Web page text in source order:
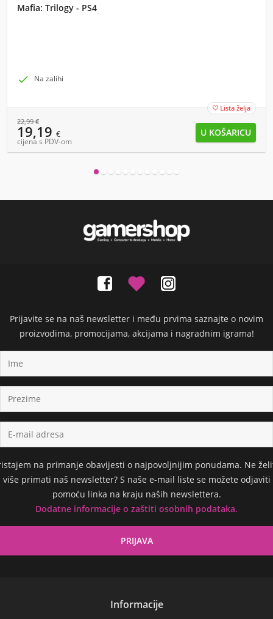
Mafia: Trilogy - PS4
 Na zalihi
 Lista želja
22,99€
19,19 €
cijena s PDV-om
Prijavite se na naš newsletter i među prvima saznajte o novim
proizvodima, promocijama, akcijama i nagradnim igrama!
na primanje obavijesti o najpovoljnijim ponudama. Ne
više primati naš newsletter? S naše e-mail liste se možete odjaviti
pomoću linka na kraju naših newslettera.
Dodatne informacije o zaštiti osobnih podataka.
Informacije